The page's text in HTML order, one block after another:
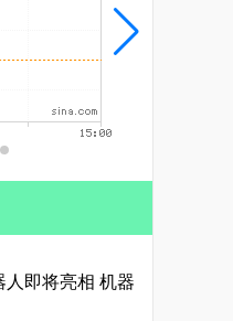
即将亮相 机器